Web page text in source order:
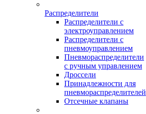
Распределители
Распределители с
электроуправлением
Распределители с
пневмоуправлением
Пневмораспределители
с ручным управлением
Дроссели
Принадлежности для
пневмораспределителей
Отсечные клапаны